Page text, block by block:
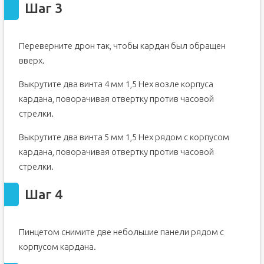
Шаг 3
Переверните дрон так, чтобы кардан был обращен
вверх.
Выкрутите два винта 4 мм 1,5 Hex возле корпуса
кардана, поворачивая отвертку против часовой
стрелки.
Выкрутите два винта 5 мм 1,5 Hex рядом с корпусом
кардана, поворачивая отвертку против часовой
стрелки.
Шаг 4
Пинцетом снимите две небольшие панели рядом с
корпусом кардана.